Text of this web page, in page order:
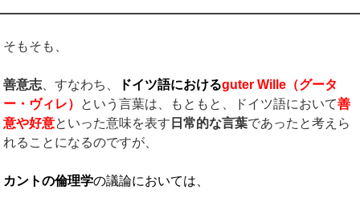
そもそも、
善意志 、すなわち、 ドイツ語におけるguter Wille （グータ
ー・ヴィレ） という言葉は、もともと、ドイツ語において善
意や好意といった意味を表す 日常的な言葉であったと考えら
れることになるのですが、
カントの倫理学の議論においては、